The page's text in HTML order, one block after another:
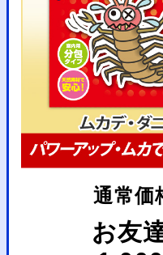
通常価
お友